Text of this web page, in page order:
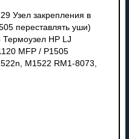
Узел закрепления в
переставлять уши)
HP LJ
MFP / P1505
M1522 RM1-8073,